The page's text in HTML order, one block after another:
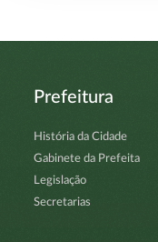
Prefeitura
História da Cidade
Gabinete da Prefeita
Legislação
Secretarias